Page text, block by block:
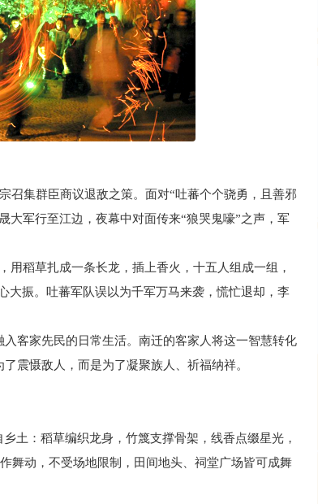
集群臣商议退敌之策。面对“吐蕃个个骁勇，且善邪
军行至江边，夜幕中对面传来“狼哭鬼嚎”之声，军
稻草扎成一条长龙，插上香火，十五人组成一组，
大振。吐蕃军队误以为千军万马来袭，慌忙退却，李
客家先民的日常生活。南迁的客家人将这一智慧转化
震慑敌人，而是为了凝聚族人、祈福纳祥。
：稻草编织龙身，竹篾支撑骨架，线香点缀星光，
舞动，不受场地限制，田间地头、祠堂广场皆可成舞